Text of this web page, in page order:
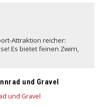
Attraktion reicher:
Es bietet feinen Zwirn,
und Gravel